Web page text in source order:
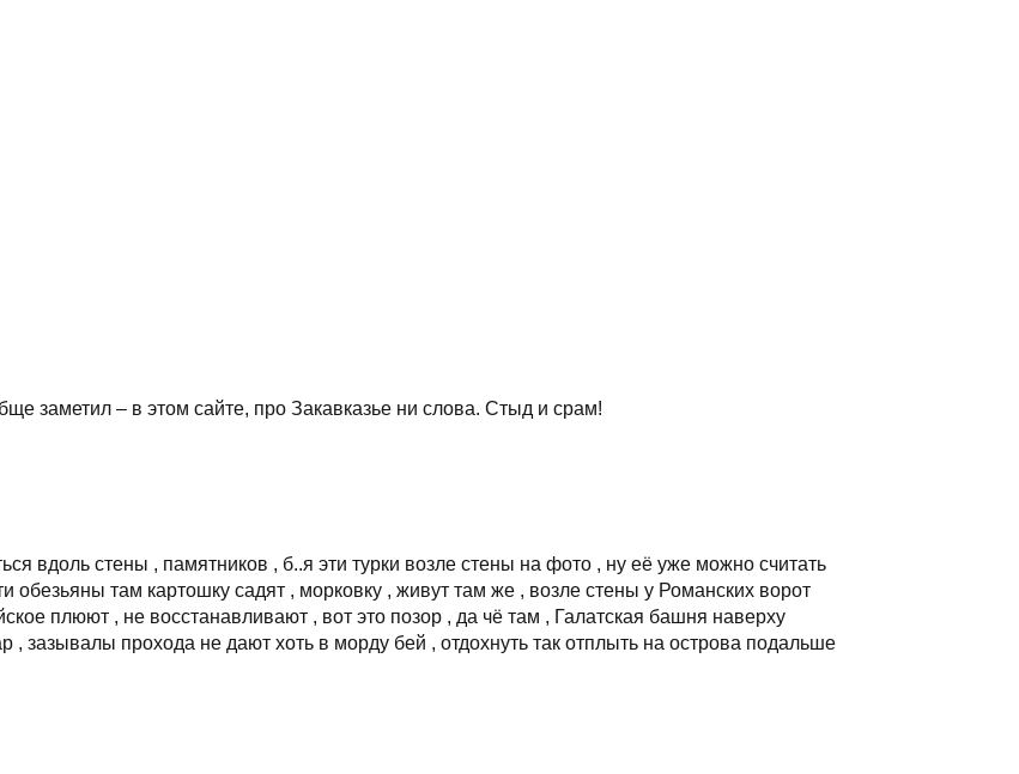
заметил – в этом сайте, про Закавказье ни слова. Стыд и срам!
вдоль стены , памятников , б..я эти турки возле стены на фото , ну её уже можно считать
обезьяны там картошку садят , морковку , живут там же , возле стены у Романских ворот
плюют , не восстанавливают , вот это позор , да чё там , Галатская башня наверху
, зазывалы прохода не дают хоть в морду бей , отдохнуть так отплыть на острова подальше